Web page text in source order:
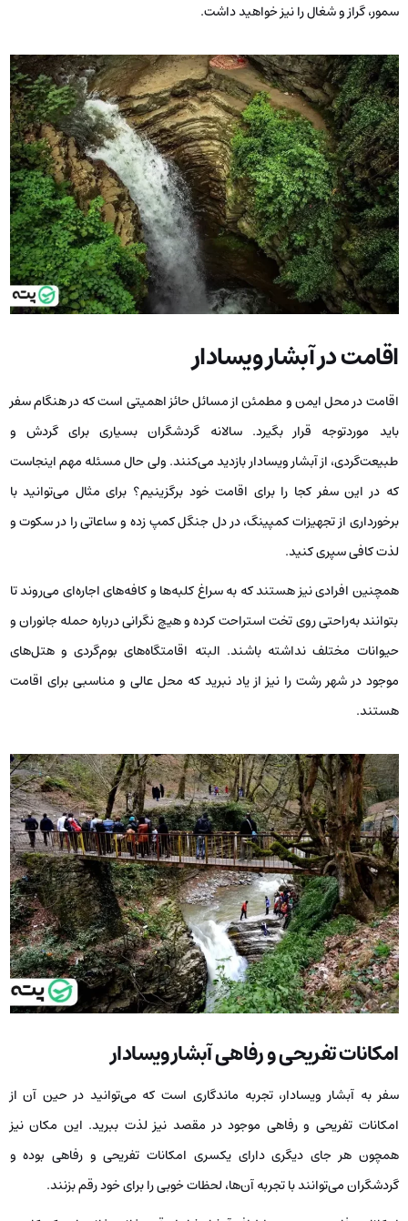
سمور، گراز و شغال را نیز خواهید داشت.
اقامت در آبشار ویسادار
اقامت در محل ایمن و مطمئن از مسائل حائز اهمیتی است که در هنگام سفر
باید موردتوجه قرار بگیرد. سالانه گردشگران بسیاری برای گردش و
طبیعت‌گردی، از آبشار ویسادار بازدید می‌کنند. ولی حال مسئله مهم اینجاست
که در این سفر کجا را برای اقامت خود برگزینیم؟ برای مثال می‌توانید با
برخورداری از تجهیزات کمپینگ، در دل جنگل کمپ زده و ساعاتی را در سکوت و
لذت کافی سپری کنید.
همچنین افرادی نیز هستند که به سراغ کلبه‌ها و کافه‌های اجاره‌ای می‌روند تا
بتوانند به‌راحتی روی تخت استراحت کرده و هیچ نگرانی درباره حمله جانوران و
حیوانات مختلف نداشته باشند. البته اقامتگاه‌های بوم‌گردی و هتل‌های
موجود در شهر رشت را نیز از یاد نبرید که محل عالی و مناسبی برای اقامت
هستند.
امکانات تفریحی و رفاهی آبشار ویسادار
سفر به آبشار ویسادار، تجربه ماندگاری است که می‌توانید در حین آن از
امکانات تفریحی و رفاهی موجود در مقصد نیز لذت ببرید. این مکان نیز
همچون هر جای دیگری دارای یکسری امکانات تفریحی و رفاهی بوده و
گردشگران می‌توانند با تجربه آن‌ها، لحظات خوبی را برای خود رقم بزنند.